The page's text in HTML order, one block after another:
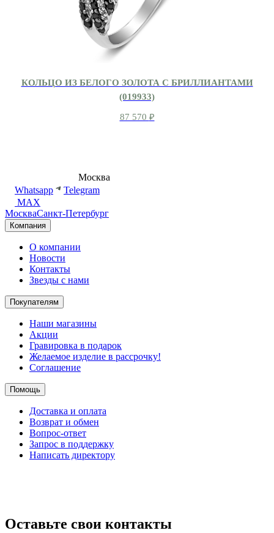
КОЛЬЦО ИЗ БЕЛОГО ЗОЛОТА С БРИЛЛИАНТАМИ
(019933)
87 570 ₽
Москва
Whatsapp
Telegram
MAX
МоскваСанкт-Петербург
Компания
О компании
Новости
Контакты
Звезды с нами
Покупателям
Наши магазины
Акции
Гравировка в подарок
Желаемое изделие в рассрочку!
Соглашение
Помощь
Доставка и оплата
Возврат и обмен
Вопрос-ответ
Запрос в поддержку
Написать директору
Оставьте свои контакты